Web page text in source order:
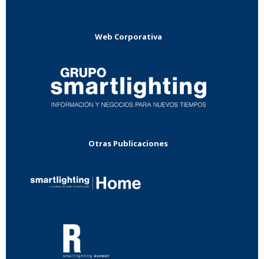
Web Corporativa
Otras Publicaciones